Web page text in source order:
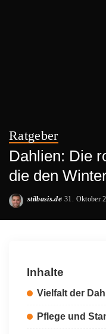
Ratgeber
Dahlien: Die
die den
Posted
stilbasis.de 31. Oktober
Inhalte
Vielfalt der
Pflege und